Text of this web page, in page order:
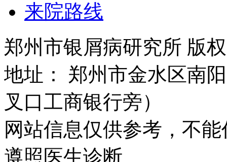
来院路线
郑州市银屑病研究所 版
地址： 郑州市金水区南
叉口工商银行旁）
网站信息仅供参考，不
遵照医生诊断